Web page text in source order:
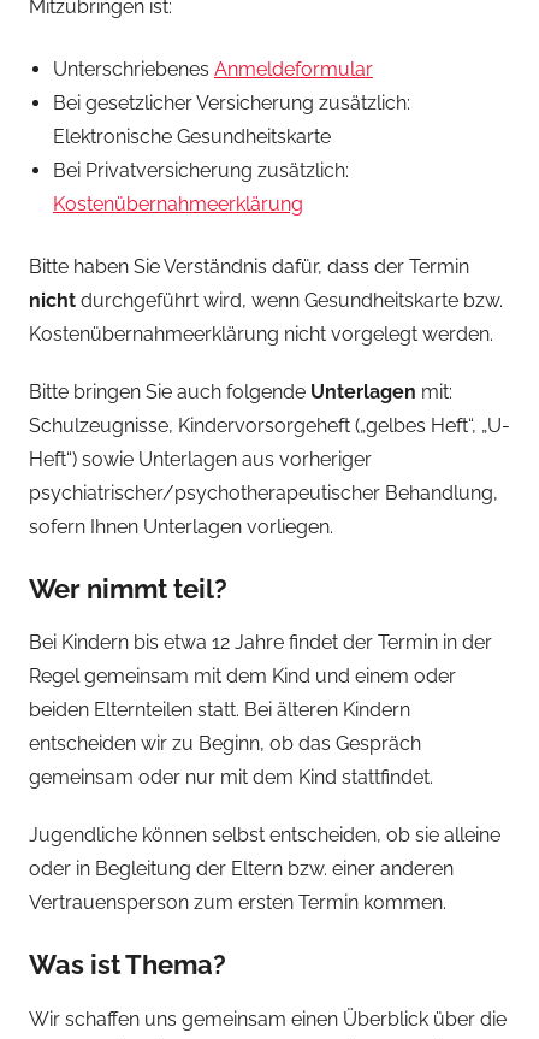
Mitzubringen ist:
Unterschriebenes Anmeldeformular
Bei gesetzlicher Versicherung zusätzlich:
Elektronische Gesundheitskarte
Bei Privatversicherung zusätzlich:
Kostenübernahmeerklärung
Bitte haben Sie Verständnis dafür, dass der Termin
nicht durchgeführt wird, wenn Gesundheitskarte bzw.
Kostenübernahmeerklärung nicht vorgelegt werden.
Bitte bringen Sie auch folgende Unterlagen mit:
Schulzeugnisse, Kindervorsorgeheft („gelbes Heft“, „U-
Heft“) sowie Unterlagen aus vorheriger
psychiatrischer/psychotherapeutischer Behandlung,
sofern Ihnen Unterlagen vorliegen.
Wer nimmt teil?
Bei Kindern bis etwa 12 Jahre findet der Termin in der
Regel gemeinsam mit dem Kind und einem oder
beiden Elternteilen statt. Bei älteren Kindern
entscheiden wir zu Beginn, ob das Gespräch
gemeinsam oder nur mit dem Kind stattfindet.
Jugendliche können selbst entscheiden, ob sie alleine
oder in Begleitung der Eltern bzw. einer anderen
Vertrauensperson zum ersten Termin kommen.
Was ist Thema?
Wir schaffen uns gemeinsam einen Überblick über die